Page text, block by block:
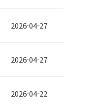
2026-04-27
2026-04-27
2026-04-22